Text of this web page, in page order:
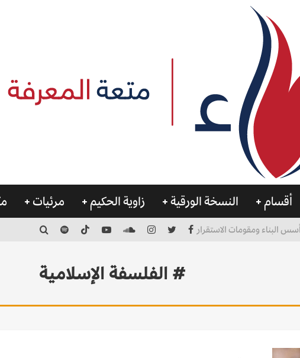
أقسام النسخة الورقية زاوية الحكيم مرئيات
البناء ومقومات الاستقرار
# الفلسفة الإسلامية